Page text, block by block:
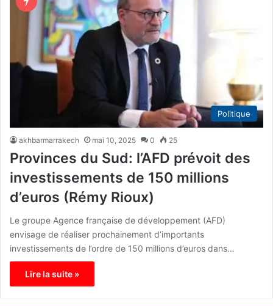
Politique
akhbarmarrakech mai 10, 2025 0 25
Provinces du Sud: l’AFD prévoit des
investissements de 150 millions
d’euros (Rémy Rioux)
Le groupe Agence française de développement (AFD)
envisage de réaliser prochainement d’importants
investissements de l’ordre de 150 millions d’euros dans…
Lire la suite »